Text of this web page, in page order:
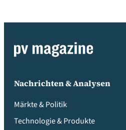
Nachrichten & Analysen
Märkte & Politik
Technologie & Produkte